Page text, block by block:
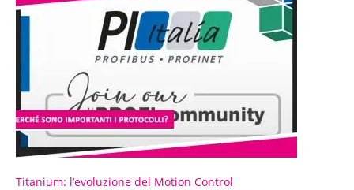
Titanium: l’evoluzione del Motion Control